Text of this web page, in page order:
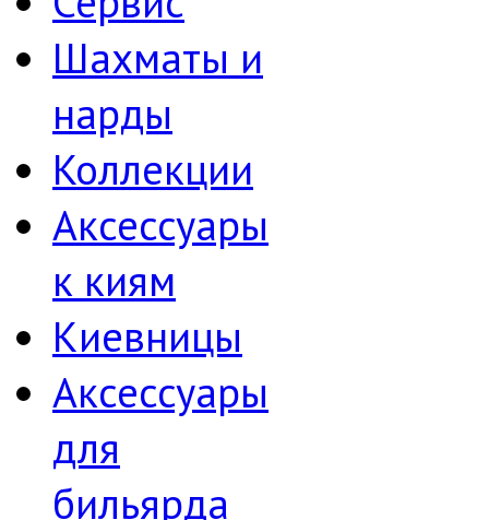
Шахматы и
нарды
Коллекции
Аксессуары
к киям
Киевницы
Аксессуары
для
бильярда